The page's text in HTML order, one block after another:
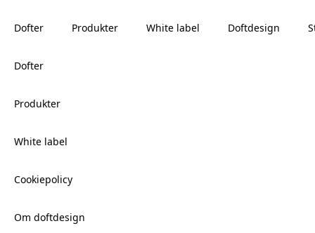
Dofter Produkter White label Doftdesign
Dofter
Produkter
White label
Cookiepolicy
Om doftdesign